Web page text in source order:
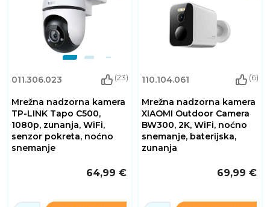
011.306.023 (23)
Mrežna nadzorna kamera
TP-LINK Tapo C500,
1080p, zunanja, WiFi,
senzor pokreta, noćno
snemanje
64,99 €
110.104.061 (6)
Mrežna nadzorna kamera
XIAOMI Outdoor Camera
BW300, 2K, WiFi, noćno
snemanje, baterijska,
zunanja
69,99 €